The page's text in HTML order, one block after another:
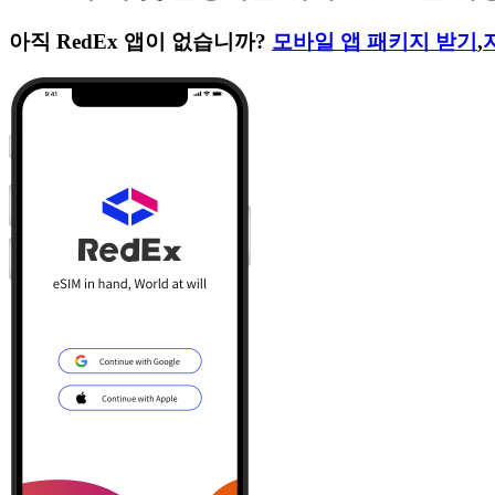
아직 RedEx 앱이 없습니까? 모바일 앱 패키지 받기 ,